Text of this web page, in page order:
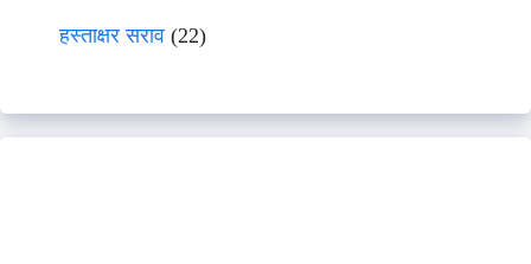
हस्ताक्षर सराव (22)